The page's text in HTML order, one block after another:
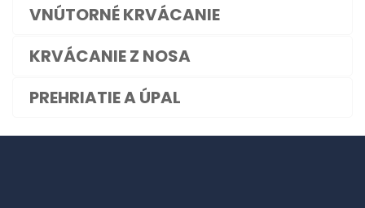
VNÚTORNÉ KRVÁCANIE
KRVÁCANIE Z NOSA
PREHRIATIE A ÚPAL